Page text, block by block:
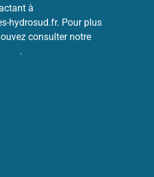
à
hydrosud.fr. Pour plus
consulter notre
.